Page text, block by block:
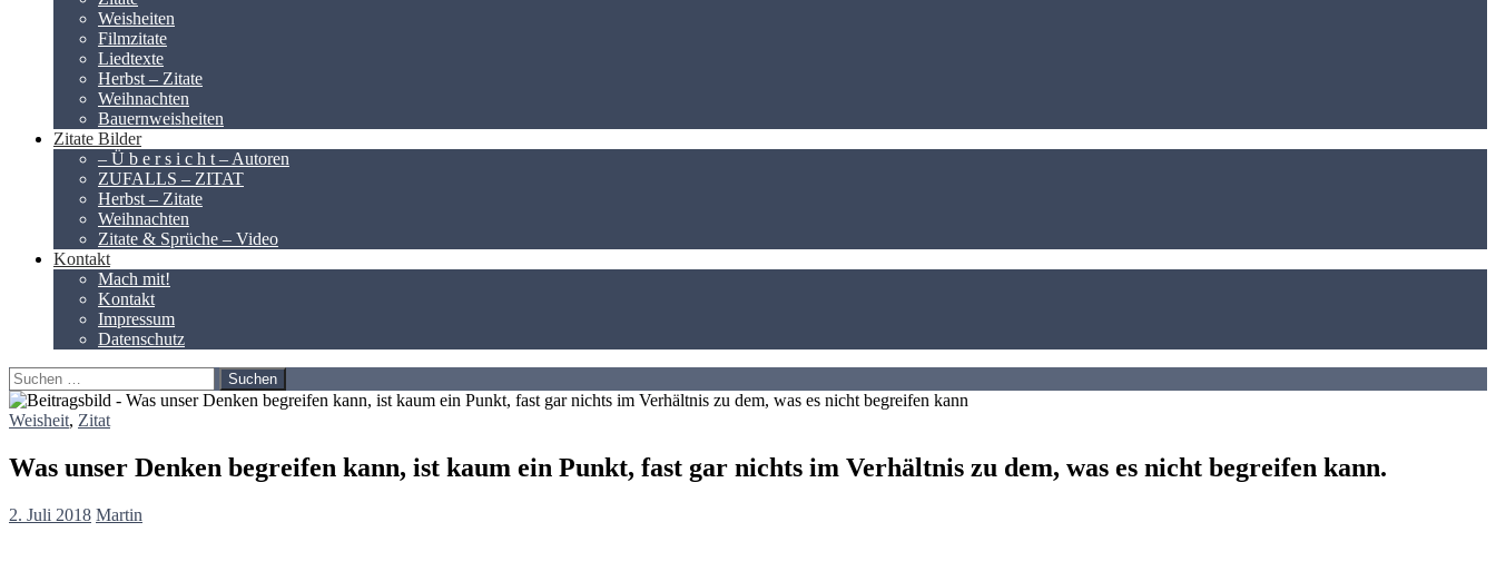
Weisheiten
Filmzitate
Liedtexte
Herbst – Zitate
Weihnachten
Bauernweisheiten
Zitate Bilder
– Ü b e r s i c h t – Autoren
ZUFALLS – ZITAT
Herbst – Zitate
Weihnachten
Zitate & Sprüche – Video
Kontakt
Mach mit!
Kontakt
Impressum
Datenschutz
Suchen
nach:
Weisheit, Zitat
Was unser Denken begreifen kann, ist kaum ein Punkt, fast gar nichts im Verhältnis zu dem, was es nicht begreifen kann.
2. Juli 2018 Martin